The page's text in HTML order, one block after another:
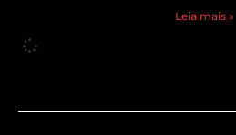
Leia mais »